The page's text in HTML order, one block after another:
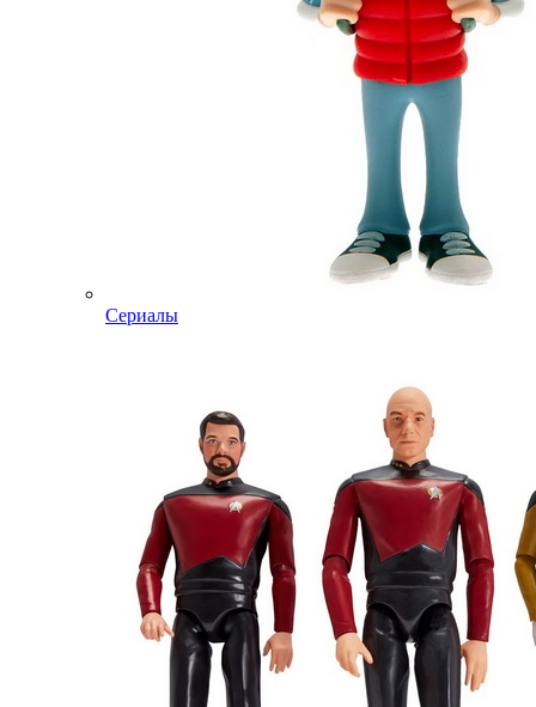
Сериалы